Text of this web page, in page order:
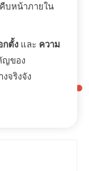
บหน้าภายใน
กตั้ง และ ความ
ญของ
จริงจัง